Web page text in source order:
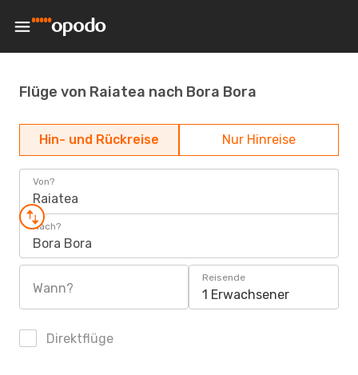
Flüge von Raiatea nach Bora Bora
Hin- und Rückreise Nur Hinreise
Von?
Raiatea
Nach?
Bora Bora
Wann?
Reisende
1 Erwachsener
Direktflüge